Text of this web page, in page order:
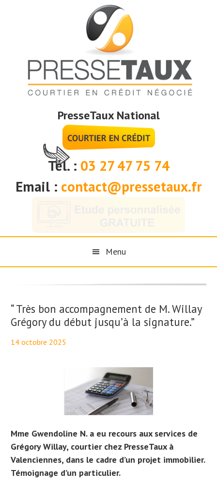
PresseTaux National
Tél. : 03 27 47 75 74
Email : contact@pressetaux.fr
Menu
“ Très bon accompagnement de M. Willay
Grégory du début jusqu’à la signature.”
14 octobre 2025
Mme Gwendoline N. a eu recours aux services de
Grégory Willay, courtier chez PresseTaux à
Valenciennes, dans le cadre d’un projet immobilier.
Témoignage d’un particulier.